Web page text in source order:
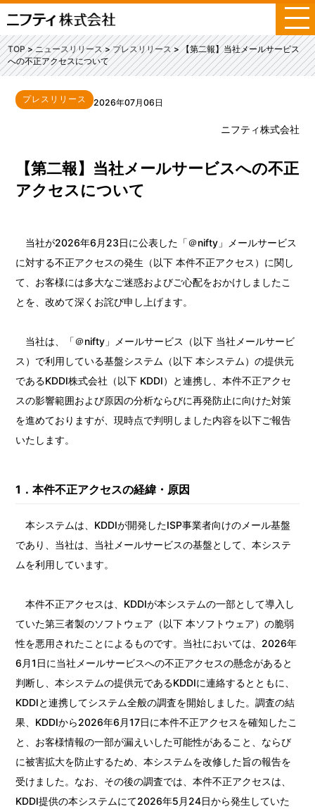
メ
ニ
ュ
ー
TOP ニュースリリース プレスリリース
【第二報】当社メールサービス
への不正アクセスについて
プレスリリース 2026年07月06日
ニフティ株式会社
【第二報】当社メールサービスへの不正
アクセスについて
当社が2026年6月23日に公表した「＠nifty」メールサービス
に対する不正アクセスの発生（以下 本件不正アクセス）に関し
て、お客様には多大なご迷惑およびご心配をおかけしましたこ
とを、改めて深くお詫び申し上げます。
当社は、「＠nifty」メールサービス（以下 当社メールサービ
ス）で利用している基盤システム（以下 本システム）の提供元
であるKDDI株式会社（以下 KDDI）と連携し、本件不正アクセ
スの影響範囲および原因の分析ならびに再発防止に向けた対策
を進めておりますが、現時点で判明しました内容を以下ご報告
いたします。
1 ．本件不正アクセスの経緯・原因
本システムは、KDDIが開発したISP事業者向けのメール基盤
であり、当社は、当社メールサービスの基盤として、本システ
ムを利用しています。
本件不正アクセスは、KDDIが本システムの一部として導入し
ていた第三者製のソフトウェア（以下 本ソフトウェア）の脆弱
性を悪用されたことによるものです。当社においては、2026年
6月1日に当社メールサービスへの不正アクセスの懸念があると
判断し、本システムの提供元であるKDDIに連絡するとともに、
KDDIと連携してシステム全般の調査を開始しました。調査の結
果、KDDIから2026年6月17日に本件不正アクセスを確知したこ
と、お客様情報の一部が漏えいした可能性があること、ならび
に被害拡大を防止するため、本システムを改修した旨の報告を
受けました。なお、その後の調査では、本件不正アクセスは、
KDDI提供の本システムにて2026年5月24日から発生していた